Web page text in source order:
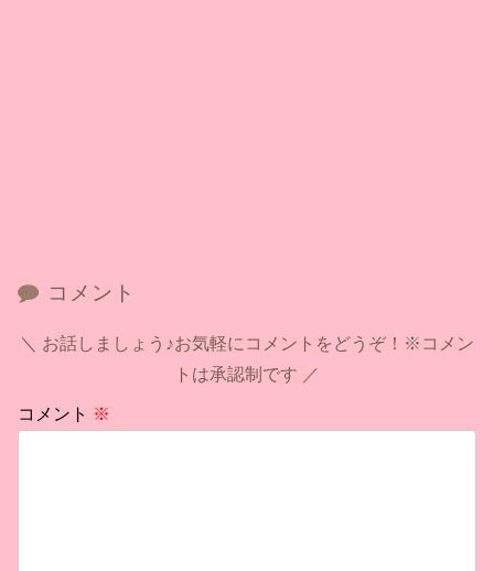
コメント
お話しましょう♪お気軽にコメントをどうぞ！※コメン
トは承認制です
コメント ※